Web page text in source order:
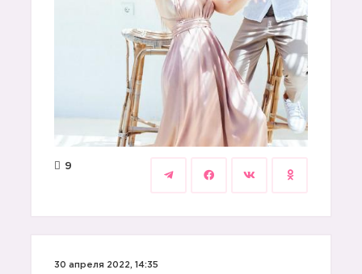
9
30 апреля 2022, 14:35